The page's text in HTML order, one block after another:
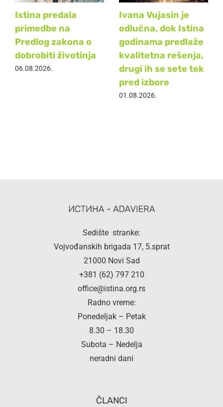
Istina predala
primedbe na
Predlog zakona o
dobrobiti životinja
06.08.2026.
Ivana Vujasin je
odlučna, dok Istina
godinama predlaže
kvalitetna rešenja,
drugi ih se sete tek
pred izbore
01.08.2026.
Sedište stranke:
Vojvođanskih brigada 17, 5.sprat
21000 Novi Sad
+381 (62) 797 210
office@istina.org.rs
Radno vreme:
Ponedeljak – Petak
8.30 – 18.30
Subota – Nedelja
neradni dani
ČLANCI